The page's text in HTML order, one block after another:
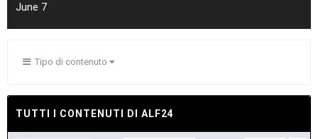
June 7
Tipo di contenuto
TUTTI I CONTENUTI DI ALF24